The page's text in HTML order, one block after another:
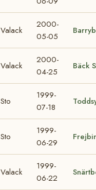
Valack
2000-
05-05
Valack
2000-
04-25
Bäck
Sto
1999-
07-18
Sto
1999-
06-29
Valack
1999-
06-22